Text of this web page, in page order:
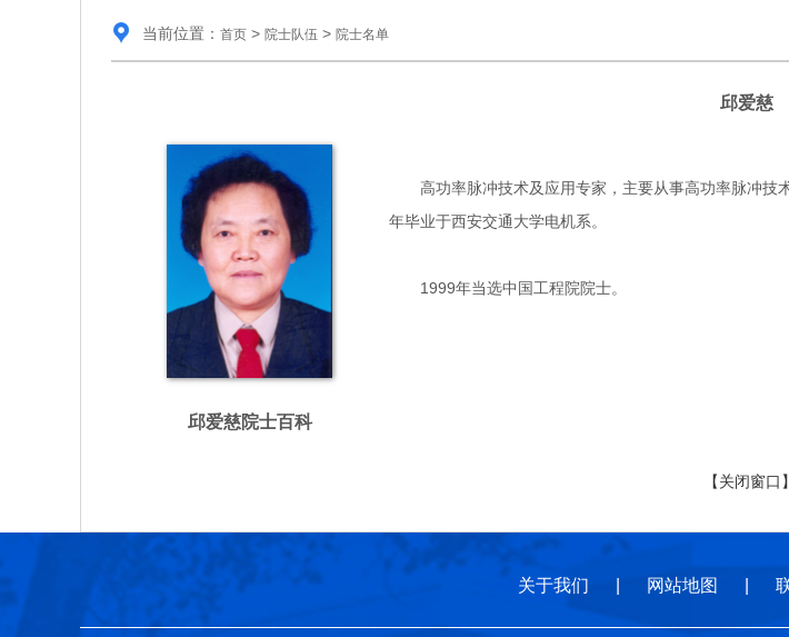
当前位置： 首页> 院士队伍 > 院士名单
邱爱慈
邱爱慈院士百科
高功率脉冲技术及应用专家，主要从事高功率脉冲技
年毕业于西安交通大学电机系。
1999年当选中国工程院院士。
【关闭窗口】
关于我们 网站地图